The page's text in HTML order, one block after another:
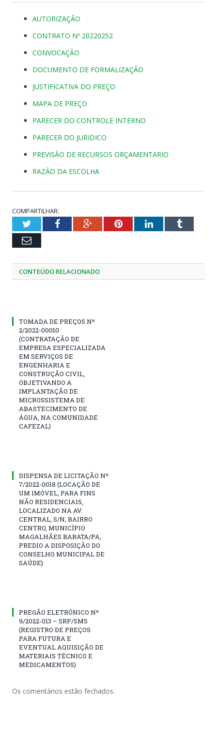
AUTORIZAÇÃO
CONTRATO Nº 20220252
CONVOCAÇÃO
DOCUMENTO DE FORMALIZAÇÃO
JUSTIFICATIVA DO PREÇO
MAPA DE PREÇO
PARECER DO CONTROLE INTERNO
PARECER DO JURIDICO
PREVISÃO DE RECURSOS ORÇAMENTARIO
RAZÃO DA ESCOLHA
COMPARTILHAR:
TwitterFacebookGoogle+PinterestLinkedInTumblr
Email
CONTEÚDO RELACIONADO
TOMADA DE PREÇOS Nº
2/2022-00010
(CONTRATAÇÃO DE
EMPRESA ESPECIALIZADA
EM SERVIÇOS DE
ENGENHARIA E
CONSTRUÇÃO CIVIL,
OBJETIVANDO A
IMPLANTAÇÃO DE
MICROSSISTEMA DE
ABASTECIMENTO DE
ÁGUA, NA COMUNIDADE
CAFEZAL)
DISPENSA DE LICITAÇÃO Nº
7/2022-0018 (LOCAÇÃO DE
UM IMÓVEL, PARA FINS
NÃO RESIDENCIAIS,
LOCALIZADO NA AV.
CENTRAL, S/N, BAIRRO
CENTRO, MUNICÍPIO
MAGALHÃES BARATA/PA,
PREDIO A DISPOSIÇÃO DO
CONSELHO MUNICIPAL DE
SAÚDE)
PREGÃO ELETRÔNICO Nº
9/2022-013 – SRP/SMS
(REGISTRO DE PREÇOS
PARA FUTURA E
EVENTUAL AQUISIÇÃO DE
MATERIAIS TÉCNICO E
MEDICAMENTOS)
Os comentários estão fechados.